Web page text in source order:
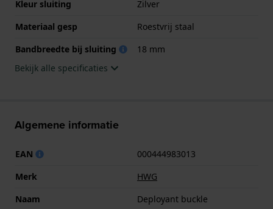
Kleur sluiting
Zilver
Materiaal gesp
Roestvrij staal
Bandbreedte bij sluiting
18 mm
Bekijk alle specificaties
Algemene informatie
EAN
000444983013
Merk
HWG
Naam
Deployant buckle